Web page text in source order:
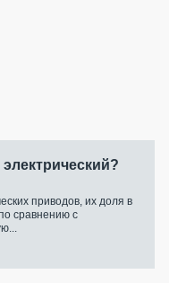
приводов, их доля в
сравнению с